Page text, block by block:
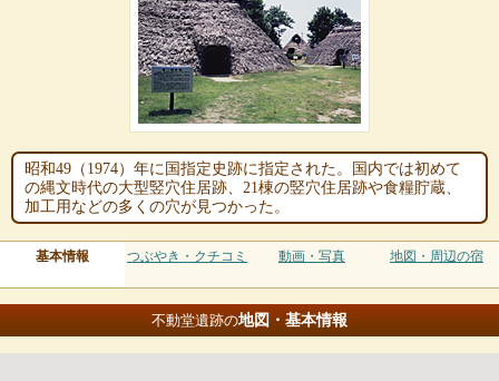
昭和49（1974）年に国指定史跡に指定された。国内では初めて
の縄文時代の大型竪穴住居跡、21棟の竪穴住居跡や食糧貯蔵、
加工用などの多くの穴が見つかった。
基本情報 つぶやき・クチコミ 動画・写真 地図・周辺の宿
不動堂遺跡の地図・基本情報